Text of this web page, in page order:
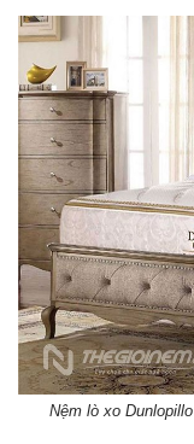
Nệm lò xo